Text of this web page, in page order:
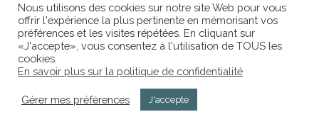
ENFANT
Copyright 2026 ©AgencePVPROD
Nous utilisons des cookies sur notre site Web pour vous
offrir l'expérience la plus pertinente en mémorisant vos
préférences et les visites répétées. En cliquant sur
«J'accepte», vous consentez à l'utilisation de TOUS les
cookies.
En savoir plus sur la politique de confidentialité
Gérer mes préférences J'accepte